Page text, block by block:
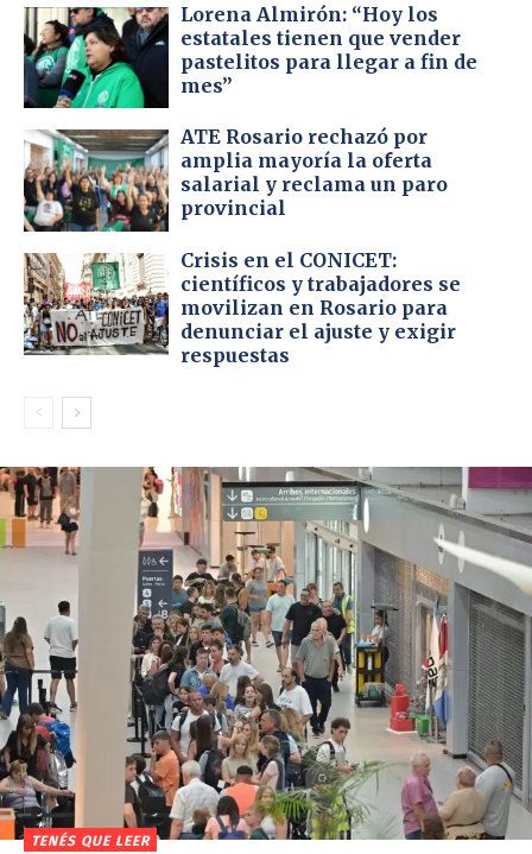
Lorena Almirón: “Hoy los
estatales tienen que vender
pastelitos para llegar a fin de
mes”
ATE Rosario rechazó por
amplia mayoría la oferta
salarial y reclama un paro
provincial
Crisis en el CONICET:
científicos y trabajadores se
movilizan en Rosario para
denunciar el ajuste y exigir
respuestas
TENÉS QUE LEER